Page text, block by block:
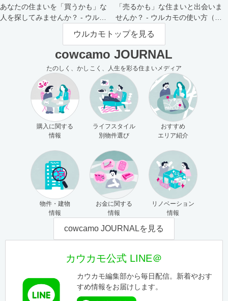
あなたの住まいを「買うかも」な
人を探してみませんか？ - ウルカ
「売るかも」な住まいと出会いま
せんか？ - ウルカモの使い方（買
主さま向け）
ウルカモトップを見る
cowcamo JOURNAL
たのしく、かしこく、人生を彩る住まいメディア
購入に関する
情報
ライフスタイル
別物件選び
おすすめ
エリア紹介
物件・建物
情報
お金に関する
情報
リノベーション
情報
cowcamo JOURNALを見る
カウカモ公式 LINE＠
カウカモ編集部から毎日配信。新着やおす
すめ情報をお届けします。